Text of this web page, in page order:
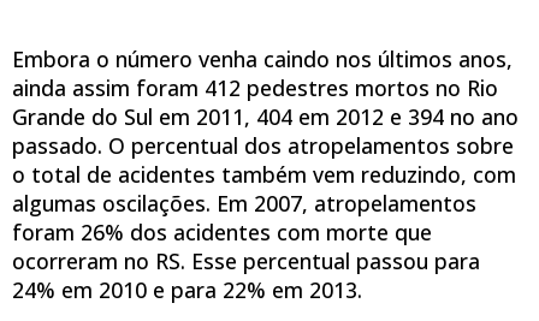
Embora o número venha caindo nos últimos anos,
ainda assim foram 412 pedestres mortos no Rio
Grande do Sul em 2011, 404 em 2012 e 394 no ano
passado. O percentual dos atropelamentos sobre
o total de acidentes também vem reduzindo, com
algumas oscilações. Em 2007, atropelamentos
foram 26% dos acidentes com morte que
ocorreram no RS. Esse percentual passou para
24% em 2010 e para 22% em 2013.